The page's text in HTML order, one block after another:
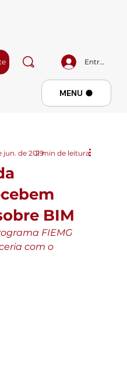
Entrar
Menu
MENU
BIM
jun. de 20192 min de leitura
FIEMG
com o